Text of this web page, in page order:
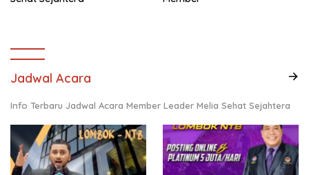
Jadwal Acara
Info Terbaru Jadwal Acara Member Leader Melia Sehat Sejahtera